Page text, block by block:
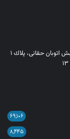
آدرس: تهران - خیابان میرداماد، خیابان مصدق جنوبی،نبش اتوبان حقانی، پلاك ١
۶۹,۱۰۶
۸,۴۴۵